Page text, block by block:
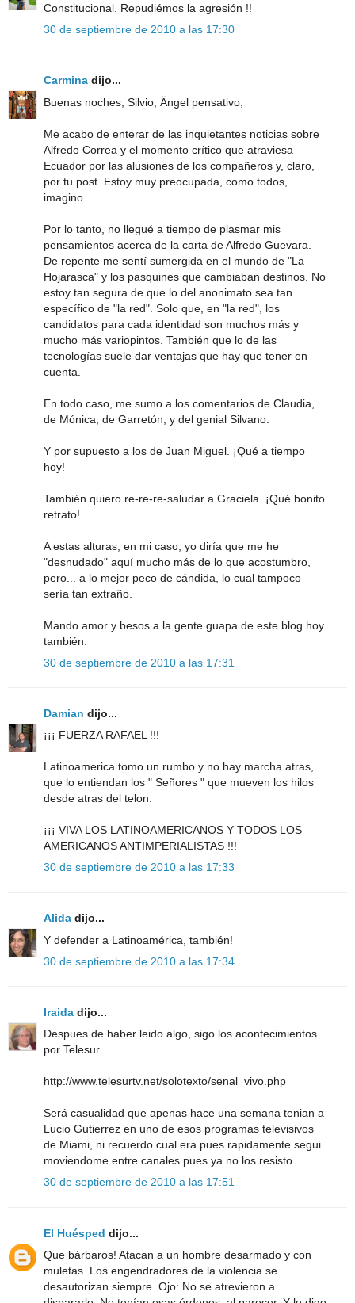
Constitucional. Repudiémos la agresión !!
30 de septiembre de 2010 a las 17:30
Carmina dijo...
Buenas noches, Silvio, Ängel pensativo,
Me acabo de enterar de las inquietantes noticias sobre
Alfredo Correa y el momento crítico que atraviesa
Ecuador por las alusiones de los compañeros y, claro,
por tu post. Estoy muy preocupada, como todos,
imagino.
Por lo tanto, no llegué a tiempo de plasmar mis
pensamientos acerca de la carta de Alfredo Guevara.
De repente me sentí sumergida en el mundo de "La
Hojarasca" y los pasquines que cambiaban destinos. No
estoy tan segura de que lo del anonimato sea tan
específico de "la red". Solo que, en "la red", los
candidatos para cada identidad son muchos más y
mucho más variopintos. También que lo de las
tecnologías suele dar ventajas que hay que tener en
cuenta.
En todo caso, me sumo a los comentarios de Claudia,
de Mónica, de Garretón, y del genial Silvano.
Y por supuesto a los de Juan Miguel. ¡Qué a tiempo
hoy!
También quiero re-re-re-saludar a Graciela. ¡Qué bonito
retrato!
A estas alturas, en mi caso, yo diría que me he
"desnudado" aquí mucho más de lo que acostumbro,
pero... a lo mejor peco de cándida, lo cual tampoco
sería tan extraño.
Mando amor y besos a la gente guapa de este blog hoy
también.
30 de septiembre de 2010 a las 17:31
Damian dijo...
¡¡¡ FUERZA RAFAEL !!!
Latinoamerica tomo un rumbo y no hay marcha atras,
que lo entiendan los " Señores " que mueven los hilos
desde atras del telon.
¡¡¡ VIVA LOS LATINOAMERICANOS Y TODOS LOS
AMERICANOS ANTIMPERIALISTAS !!!
30 de septiembre de 2010 a las 17:33
Alida dijo...
Y defender a Latinoamérica, también!
30 de septiembre de 2010 a las 17:34
Iraida dijo...
Despues de haber leido algo, sigo los acontecimientos
por Telesur.
http://www.telesurtv.net/solotexto/senal_vivo.php
Será casualidad que apenas hace una semana tenian a
Lucio Gutierrez en uno de esos programas televisivos
de Miami, ni recuerdo cual era pues rapidamente segui
moviendome entre canales pues ya no los resisto.
30 de septiembre de 2010 a las 17:51
El Huésped dijo...
Que bárbaros! Atacan a un hombre desarmado y con
muletas. Los engendradores de la violencia se
desautorizan siempre. Ojo: No se atrevieron a